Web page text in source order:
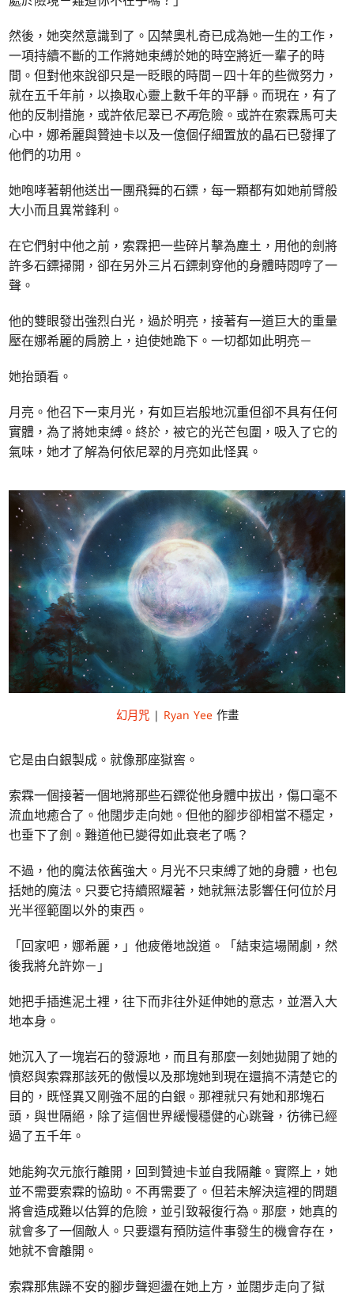
然後，她突然意識到了。囚禁奧札奇已成為她一生的工作，
一項持續不斷的工作將她束縛於她的時空將近一輩子的時
間。但對他來說卻只是一眨眼的時間－四十年的些微努力，
就在五千年前，以換取心靈上數千年的平靜。而現在，有了
他的反制措施，或許依尼翠已不再危險。或許在索霖馬可夫
心中，娜希麗與贊迪卡以及一億個仔細置放的晶石已發揮了
他們的功用。
她咆哮著朝他送出一團飛舞的石鏢，每一顆都有如她前臂般
大小而且異常鋒利。
在它們射中他之前，索霖把一些碎片擊為塵土，用他的劍將
許多石鏢掃開，卻在另外三片石鏢刺穿他的身體時悶哼了一
聲。
他的雙眼發出強烈白光，過於明亮，接著有一道巨大的重量
壓在娜希麗的肩膀上，迫使她跪下。一切都如此明亮－
她抬頭看。
月亮。他召下一束月光，有如巨岩般地沉重但卻不具有任何
實體，為了將她束縛。終於，被它的光芒包圍，吸入了它的
氣味，她才了解為何依尼翠的月亮如此怪異。
幻月咒| Ryan Yee 作畫
它是由白銀製成。就像那座獄窖。
索霖一個接著一個地將那些石鏢從他身體中拔出，傷口毫不
流血地癒合了。他闊步走向她。但他的腳步卻相當不穩定，
也垂下了劍。難道他已變得如此衰老了嗎？
不過，他的魔法依舊強大。月光不只束縛了她的身體，也包
括她的魔法。只要它持續照耀著，她就無法影響任何位於月
光半徑範圍以外的東西。
「回家吧，娜希麗，」他疲倦地說道。「結束這場鬧劇，然
後我將允許妳－」
她把手插進泥土裡，往下而非往外延伸她的意志，並潛入大
地本身。
她沉入了一塊岩石的發源地，而且有那麼一刻她拋開了她的
憤怒與索霖那該死的傲慢以及那塊她到現在還搞不清楚它的
目的，既怪異又剛強不屈的白銀。那裡就只有她和那塊石
頭，與世隔絕，除了這個世界緩慢穩健的心跳聲，彷彿已經
過了五千年。
她能夠次元旅行離開，回到贊迪卡並自我隔離。實際上，她
並不需要索霖的協助。不再需要了。但若未解決這裡的問題
將會造成難以估算的危險，並引致報復行為。那麼，她真的
就會多了一個敵人。只要還有預防這件事發生的機會存在，
她就不會離開。
索霖那焦躁不安的腳步聲迴盪在她上方，並闊步走向了獄